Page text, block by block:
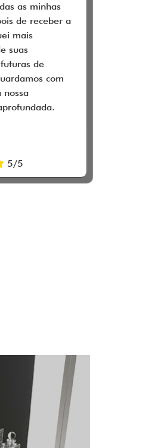
as minhas
de receber a
mais
suas
de
com
nossa
5/5